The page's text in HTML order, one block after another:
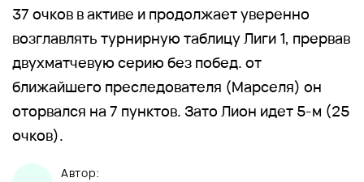
37 очков в активе и продолжает уверенно
возглавлять турнирную таблицу Лиги 1, прервав
двухматчевую серию без побед. от
ближайшего преследователя (Марселя) он
оторвался на 7 пунктов. Зато Лион идет 5-м (25
очков).
Автор: